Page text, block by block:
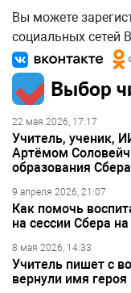
Вы можете
социальных сетей
Выбор
22 мая 2026, 17:17
Учитель, ученик,
Артёмом
образования Сбера
9 апреля 2026, 21:07
Как помочь
на сессии Сбера
8 мая 2026, 14:33
Учитель пишет с
вернули имя героя